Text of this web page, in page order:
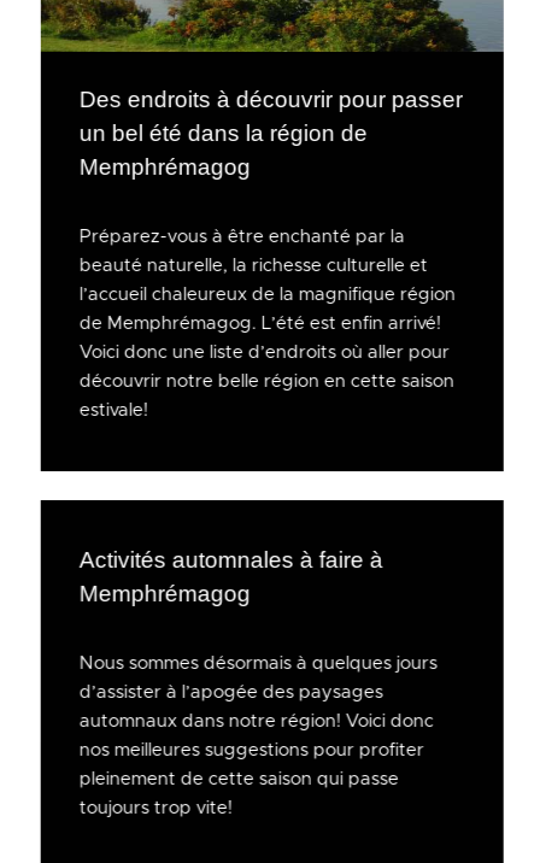
Des endroits à découvrir pour passer
un bel été dans la région de
Memphrémagog
Préparez-vous à être enchanté par la
beauté naturelle, la richesse culturelle et
l’accueil chaleureux de la magnifique région
de Memphrémagog. L’été est enfin arrivé!
Voici donc une liste d’endroits où aller pour
découvrir notre belle région en cette saison
estivale!
Activités automnales à faire à
Memphrémagog
Nous sommes désormais à quelques jours
d’assister à l’apogée des paysages
automnaux dans notre région! Voici donc
nos meilleures suggestions pour profiter
pleinement de cette saison qui passe
toujours trop vite!